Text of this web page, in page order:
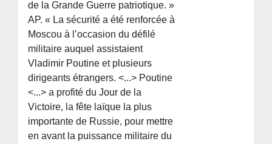
de la Grande Guerre patriotique. »
AP. « La sécurité a été renforcée à
Moscou à l’occasion du défilé
militaire auquel assistaient
Vladimir Poutine et plusieurs
dirigeants étrangers. <...> Poutine
<...> a profité du Jour de la
Victoire, la fête laïque la plus
importante de Russie, pour mettre
en avant la puissance militaire du